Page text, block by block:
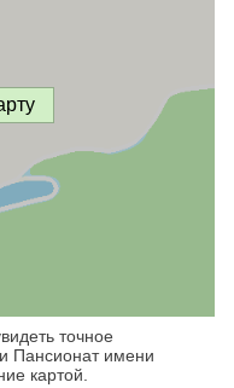
точное
Пансионат имени
картой.